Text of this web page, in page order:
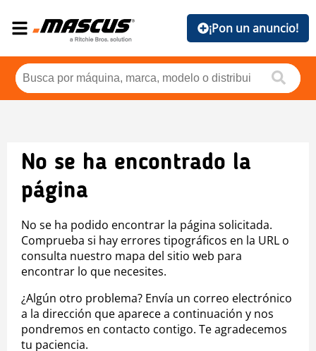
¡Pon un anuncio!
No se ha encontrado la
página
No se ha podido encontrar la página solicitada.
Comprueba si hay errores tipográficos en la URL o
consulta nuestro mapa del sitio web para
encontrar lo que necesites.
¿Algún otro problema? Envía un correo electrónico
a la dirección que aparece a continuación y nos
pondremos en contacto contigo. Te agradecemos
tu paciencia.